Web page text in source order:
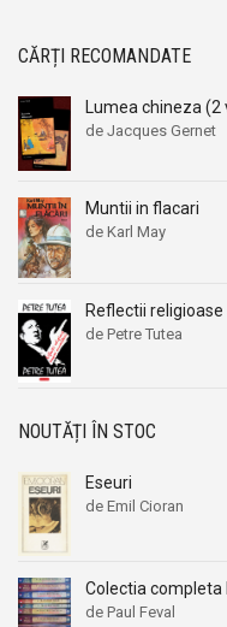
CĂRȚI RECOMANDATE
Lumea chineza (2
de Jacques Gernet
Muntii in flacari
de Karl May
Reflectii
de Petre Tutea
NOUTĂȚI ÎN STOC
Eseuri
de Emil Cioran
Colectia completa
de Paul Feval